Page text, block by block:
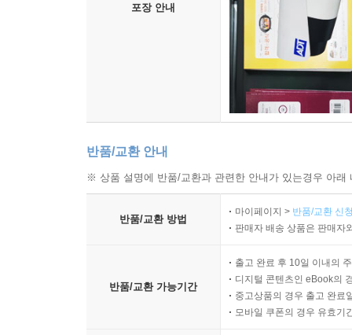
포장 안내
반품/교환 안내
※ 상품 설명에 반품/교환과 관련한 안내가 있는경우 아
반품/교환 방법
마이페이지 > 반품/교환 신
판매자 배송 상품은 판매자
반품/교환 가능기간
출고 완료 후 10일 이내의
디지털 콘텐츠인 eBook의
중고상품의 경우 출고 완료
모바일 쿠폰의 경우 유효기